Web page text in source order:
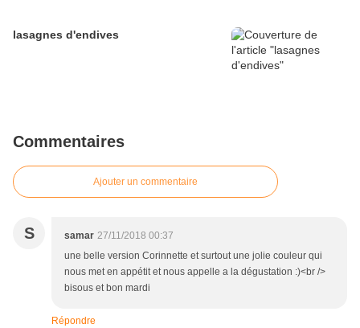
lasagnes d'endives
Commentaires
Ajouter un commentaire
S samar 27/11/2018 00:37
une belle version Corinnette et surtout une jolie couleur qui
nous met en appétit et nous appelle a la dégustation :)<br />
bisous et bon mardi
Répondre